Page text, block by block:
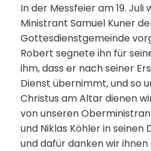
In der Messfeier am 19. Juli
Ministrant Samuel Kuner
Gottesdienstgemeinde
Robert segnete ihn für
ihm, dass er nach seiner
Dienst übernimmt, und so
Christus am Altar dienen
von unseren
und Niklas Köhler in seinen
und dafür danken wir ihnen